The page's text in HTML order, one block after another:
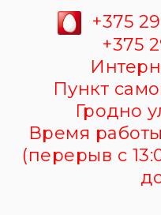
+375
+375
Пункт
Гродно
Время
(перерыв с